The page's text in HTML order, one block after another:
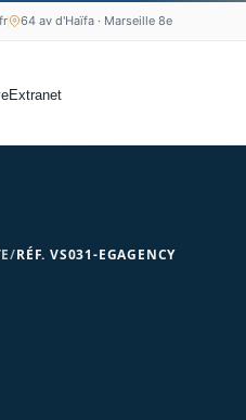
64 av d'Haïfa · Marseille 8e
Extranet
/RÉF. VS031-EGAGENCY